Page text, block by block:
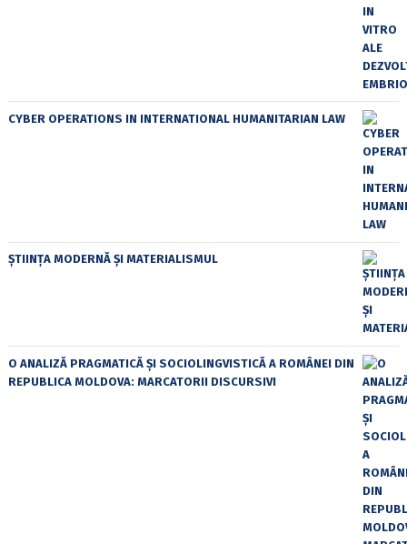
CYBER OPERATIONS IN INTERNATIONAL HUMANITARIAN LAW
ȘTIINȚA MODERNĂ ȘI MATERIALISMUL
O ANALIZĂ PRAGMATICĂ ȘI SOCIOLINGVISTICĂ A ROMÂNEI DIN
REPUBLICA MOLDOVA: MARCATORII DISCURSIVI